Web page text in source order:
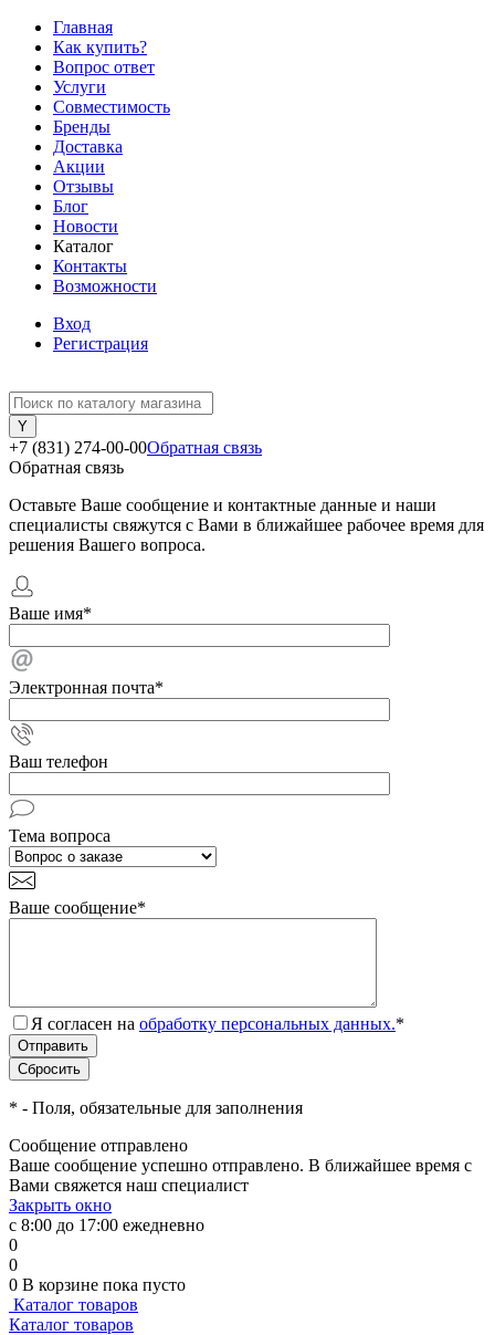
Главная
Как купить?
Вопрос ответ
Услуги
Совместимость
Бренды
Доставка
Акции
Отзывы
Блог
Новости
Каталог
Контакты
Возможности
Вход
Регистрация
+7 (831) 274-00-00Обратная связь
Обратная связь
Оставьте Ваше сообщение и контактные данные и наши
специалисты свяжутся с Вами в ближайшее рабочее время для
решения Вашего вопроса.
Ваше имя*
Электронная почта*
Ваш телефон
Тема вопроса
Ваше сообщение*
Я согласен на обработку персональных данных.*
* - Поля, обязательные для заполнения
Сообщение отправлено
Ваше сообщение успешно отправлено. В ближайшее время с
Вами свяжется наш специалист
Закрыть окно
с 8:00 до 17:00 ежедневно
0
0
0 В корзине пока пусто
Каталог товаров
Каталог товаров